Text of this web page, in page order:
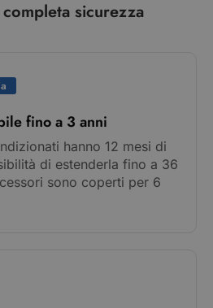
sicurezza
fino a 3 anni
hanno 12 mesi di
di estenderla fino a 36
sono coperti per 6